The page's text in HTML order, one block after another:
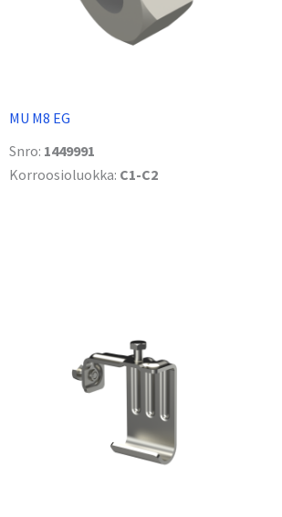
MU M8 EG
Snro: 1449991
Korroosioluokka: C1-C2